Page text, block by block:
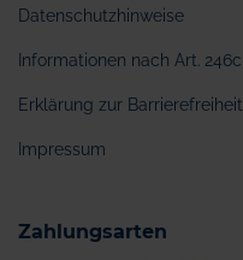
Datenschutzhinweise
Informationen nach Art. 246c
Erklärung zur Barrierefreiheit
Impressum
Zahlungsarten